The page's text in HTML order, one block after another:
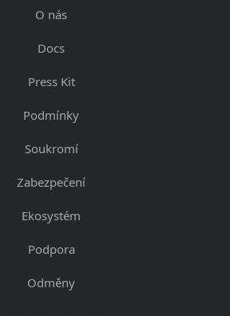
O nás
Docs
Press Kit
Podmínky
Soukromí
Zabezpečení
Ekosystém
Podpora
Odměny